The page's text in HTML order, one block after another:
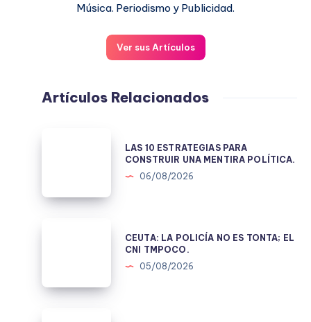
Música. Periodismo y Publicidad.
Ver sus Artículos
Artículos Relacionados
CONSTRUIR
LAS 10 ESTRATEGIAS PARA
CONSTRUIR UNA MENTIRA POLÍTICA.
06/08/2026
ES
CEUTA: LA POLICÍA NO ES TONTA; EL
CNI TMPOCO.
05/08/2026